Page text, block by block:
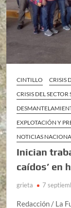
CINTILLO
CRISIS
CRISIS DEL
EXPLOTACIÓN Y
NOTICIAS
Inician
caídos’ en
grieta 7
Redacción / La